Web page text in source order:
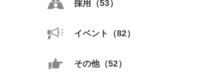
採用（53）
イベント（82）
その他（52）